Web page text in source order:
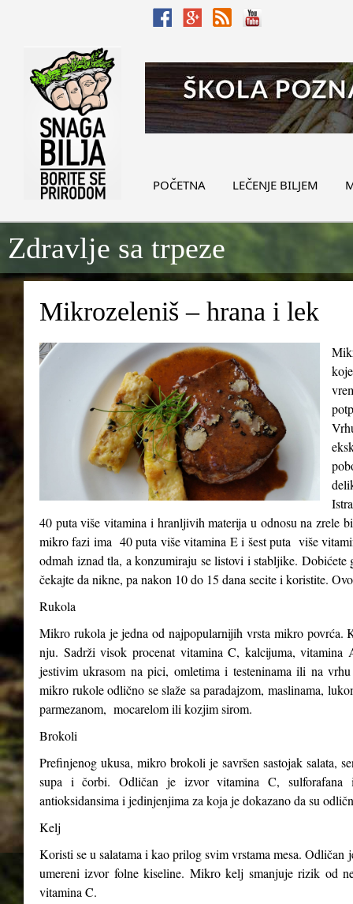
POČETNA LEČENJE BILJEM
Zdravlje sa trpeze
Mikrozeleniš – hrana i lek
40 puta više vitamina i hranljivih materija u odnosu na zrele
mikro fazi ima 40 puta više vitamina E i šest puta više
odmah iznad tla, a konzumiraju se listovi i stabljike. Dobićete
čekajte da nikne, pa nakon 10 do 15 dana secite i koristite.
Rukola
Mikro rukola je jedna od najpopularnijih vrsta mikro povrća.
nju. Sadrži visok procenat vitamina C, kalcijuma,
jestivim ukrasom na pici, omletima i testeninama ili na
mikro rukole odlično se slaže sa paradajzom, maslinama,
parmezanom, mocarelom ili kozjim sirom.
Brokoli
Prefinjenog ukusa, mikro brokoli je savršen sastojak salata,
supa i čorbi. Odličan je izvor vitamina C,
antioksidansima i jedinjenjima za koja je dokazano da su
Kelj
Koristi se u salatama i kao prilog svim vrstama mesa.
umereni izvor folne kiseline. Mikro kelj smanjuje rizik od
vitamina C.